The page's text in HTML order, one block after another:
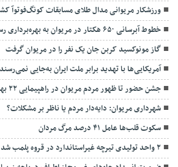
ورزشکار مریوانی مدال طلای مسابقات کونگ‌فوتوآ
خطوط آبرسانی ۶۵۰ هکتار در مریوان به بهره‌برداری رسید
گاز مونوکسید کربن جان یک نفر را در مریوان گرفت
آمریکایی‌ها با تهدید برابر ملت ایران به‌جایی نمی‌رسند
جشن حضور تا ظهور مردم مریوان در راهپیمایی ۲۲ بهمن
شهرداری مریوان: دایه‌دار مردم یا ناظر بر مشکلات؟
سکوت قلب‌ها عامل ۴۱ درصد مرگ مردان
۲ واحد تولیدی تیرچه غیراستاندارد در قروه پلمب شد